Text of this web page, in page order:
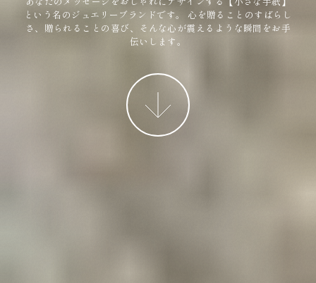
という名のジュエリーブランドです。
心を贈ることのすばらし
さ、贈られることの喜び、そんな心が震えるような瞬間をお手
伝いします。